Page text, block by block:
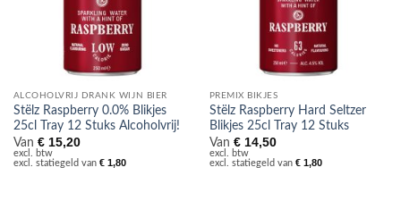
ALCOHOLVRIJ DRANK WIJN BIER
Stëlz Raspberry 0.0% Blikjes
25cl Tray 12 Stuks Alcoholvrij!
Van €15,20
excl. btw
excl. statiegeld van €1,80
PREMIX BIKJES
Stëlz Raspberry Hard Seltzer
Blikjes 25cl Tray 12 Stuks
Van €14,50
excl. btw
excl. statiegeld van €1,80